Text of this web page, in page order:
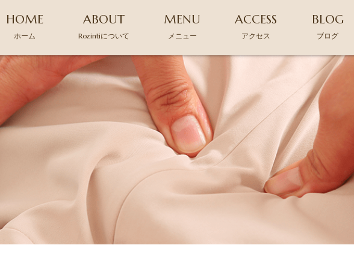
HOME
ホーム
ABOUT
Rozintiについて
MENU
メニュー
ACCESS
アクセス
BLOG
ブログ